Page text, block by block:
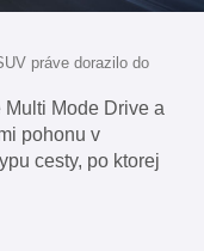
práve dorazilo do
Mode Drive a
pohonu v
cesty, po ktorej